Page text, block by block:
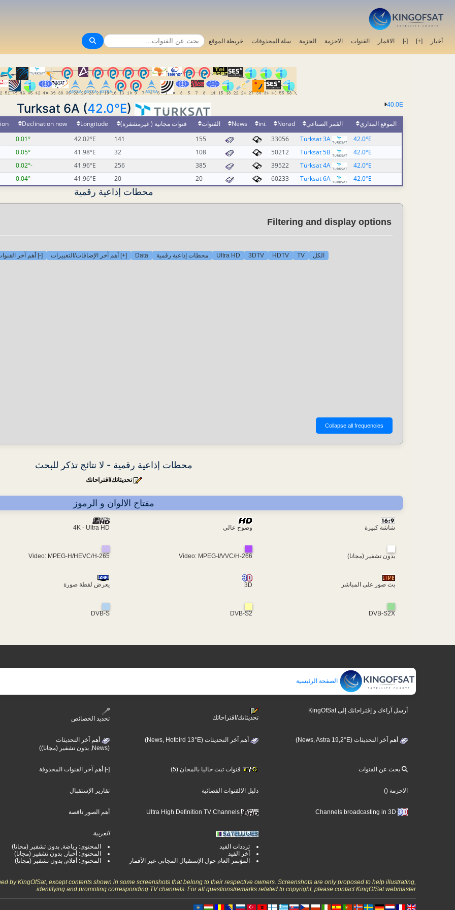
أخبار [+]
[-] الاقمار القنوات الاحزمة الحزمة سلة المحذوفات خريطة الموقع
40.0E
42.0°E)
الموقع المداري القمر الصناعي Norad
.ini
News القنوات قنوات مجانية ( غيرمشفرة) Longitude
Declination now
42.0°E
Turksat 3A
33056
155
141
42.02°E
0.01°
42.0°E
Turksat 5B
50212
108
32
41.98°E
0.05°
42.0°E
Türksat 4A
39522
385
256
41.96°E
-0.02°
42.0°E
Turksat 6A
60233
20
20
41.96°E
-0.04°
محطات إذاعية رقمية
Filtering and display options
الكل TV
HDTV
3DTV
Ultra HD محطات إذاعية رقمية Data [+] أهم آخر الإضافات/التغييرات [-] أهم آخر
محطات إذاعية رقمية - لا نتائج تذكر للبحث
تحديثاتك/اقتراحاتك
مفتاح الالوان و الرموز
4K - Ultra HD وضوح عالي شاشة كبيرة
Video: MPEG-H/HEVC/H-265 Video: MPEG-I/VVC/H-266 بدون تشفير (مجانا)
يعرض لقطة صورة 3D بث صور على المباشر
DVB-S DVB-S2 DVB-S2X
الصفحة الرئيسية
تحديد الخصائص
تحديثاتك/اقتراحاتك
أرسل آراءك و إقتراحاتك إلى KingOfSat
أهم آخر التحديثات
(News, بدون تشفير (مجانا))
أهم آخر التحديثات (News, Hotbird 13°E) أهم آخر التحديثات (News, Astra 19,2°E)
[-] أهم آخر القنوات المحذوفة قنوات تبث حاليا بالمجان (5) بحث عن القنوات
تقارير الإستقبال دليل الالقنوات الفضائية الاحزمة ()
أهم الصور ناقصة Ultra High Definition TV Channels
العربية
المحتوى: رياضة, بدون تشفير (مجانا)
المحتوى: أخبار, بدون تشفير (مجانا)
المحتوى: أفلام, بدون تشفير (مجانا)
ترددات الفيد
آخر الفيد
المؤتمر العام حول الإستقبال المجاني عبر الأقمار
by KingOfSat, except contents shown in some screenshots that belong to their respective owners. Screenshots are only proposed to help illustrating,
identifying and promoting corresponding TV channels. For all questions/remarks related to copyright, please contact KingOfSat webmaster.